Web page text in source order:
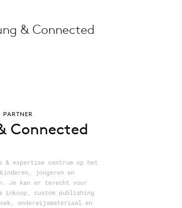
& Connected
PARTNER
Connected
& expertise centrum op het
jongeren en
Je kan er terecht voor
inkoop, custom publishing
onderwijsmateriaal en